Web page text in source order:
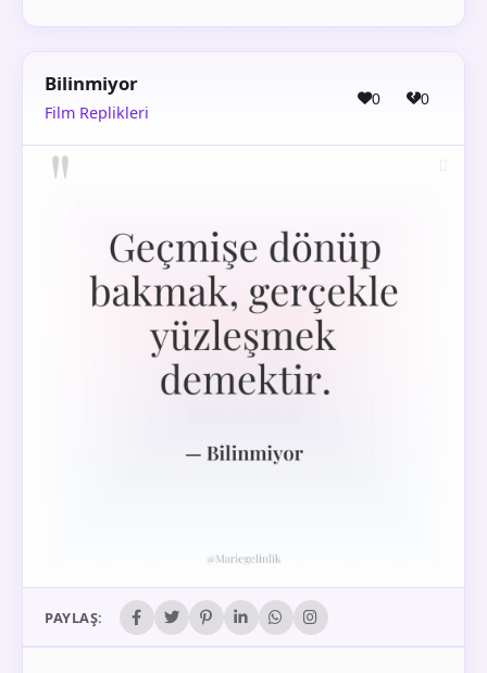
Bilinmiyor
Film Replikleri
0 0
PAYLAŞ: